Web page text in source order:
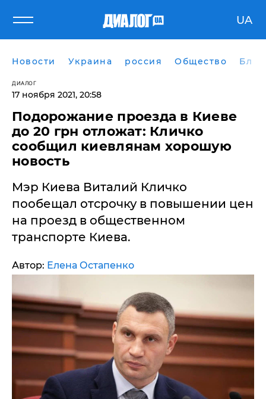
UA
Новости Украина россия Общество
ДИАЛОГ
17 ноября 2021, 20:58
​Подорожание проезда в Киеве
до 20 грн отложат: Кличко
сообщил киевлянам хорошую
новость
Мэр Киева Виталий Кличко
пообещал отсрочку в повышении цен
на проезд в общественном
транспорте Киева.
Автор: Елена Остапенко